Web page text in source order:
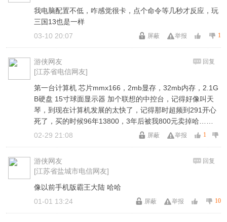
我电脑配置不低，咋感觉很卡，点个命令等几秒才反应，玩
三国13也是一样
1
举报
屏蔽
03-10 20:07
游侠网友
[江苏省电信网友]
回复
第一台计算机 芯片mmx166，2mb显存，32mb内存，2.1G
B硬盘 15寸球面显示器 加个联想的中控台，记得好像叫天
琴，到现在计算机发展的太快了，记得那时超频到291开心
死了，买的时候96年13800，3年后被我800元卖掉哈……
1
举报
屏蔽
02-29 21:08
游侠网友
[江苏省盐城市电信网友]
回复
像以前手机版霸王大陆 哈哈
10
举报
屏蔽
01-01 13:24